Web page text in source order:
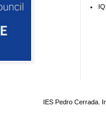
IES Pedro Cerrada.